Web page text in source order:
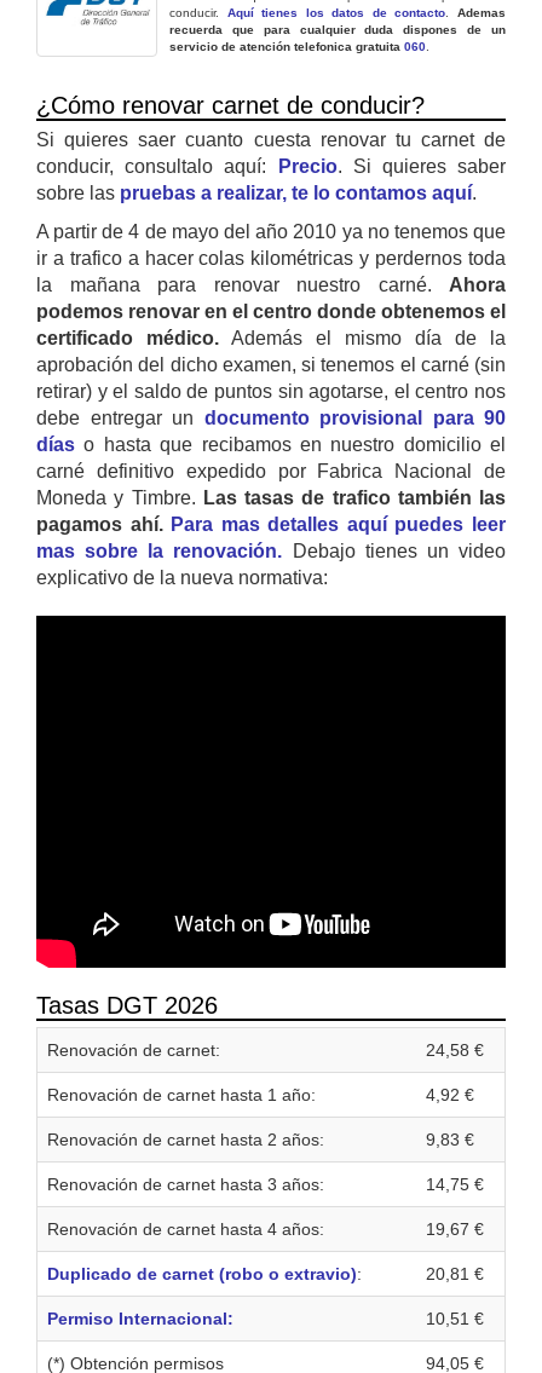
conducir. Aquí tienes los datos de contacto .Ademas
recuerda que para cualquier duda dispones de un
servicio de atención telefonica gratuita 060
¿Cómo renovar carnet de conducir?
Si quieres saer cuanto cuesta renovar tu carnet de
conducir, consultalo aquí:
Precio. Si quieres saber
sobre las pruebas a realizar, te lo contamos aquí.
A partir de 4 de mayo del año 2010 ya no tenemos que
ir a trafico a hacer colas kilométricas y perdernos toda
la mañana para renovar nuestro carné. Ahora
podemos renovar en el centro donde obtenemos el
certificado médico. Además el mismo día de la
aprobación del dicho examen, si tenemos el carné (sin
retirar) y el saldo de puntos sin agotarse, el centro nos
debe entregar un documento provisional para 90
días o hasta que recibamos en nuestro domicilio el
carné definitivo expedido por Fabrica Nacional de
Moneda y Timbre. Las tasas de trafico también las
pagamos ahí. Para mas detalles aquí puedes leer
mas sobre la renovación. Debajo tienes un video
explicativo de la nueva normativa:
Tasas DGT 2026
Renovación de carnet: 24,58 €
Renovación de carnet hasta 1 año: 4,92 €
Renovación de carnet hasta 2 años: 9,83 €
Renovación de carnet hasta 3 años: 14,75 €
Renovación de carnet hasta 4 años: 19,67 €
Duplicado de carnet (robo o extravio): 20,81 €
Permiso Internacional: 10,51 €
(*) Obtención permisos 94,05 €